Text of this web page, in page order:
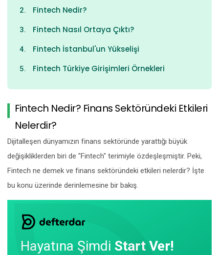
Fintech Nedir?
Fintech Nasıl Ortaya Çıktı?
Fintech İstanbul'un Yükselişi
Fintech Türkiye Girişimleri Örnekleri
Fintech Nedir? Finans Sektöründeki Etkileri
Nelerdir?
Dijitalleşen dünyamızın finans sektöründe yarattığı büyük
değişikliklerden biri de "Fintech" terimiyle özdeşleşmiştir. Peki,
Fintech ne demek ve finans sektöründeki etkileri nelerdir? İşte
bu konu üzerinde derinlemesine bir bakış.
Hayatına Şimdi Start Ver!